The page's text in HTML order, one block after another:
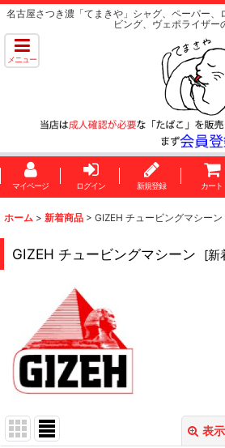
名古屋さつき濃「てまきや」シャグ、ペーパー、
ビング、ヴェポライザー
メニュー
マイページ ログイン 新規登録 カート
ホーム > 新着商品 > GIZEH チュービングマシーン
GIZEH チュービングマシーン [新
表